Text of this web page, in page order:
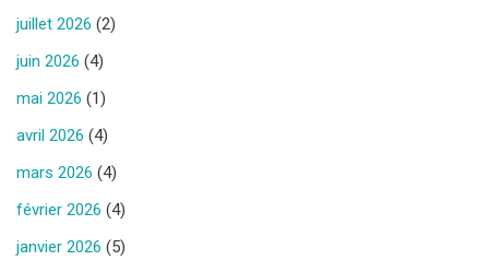
juillet 2026 (2)
juin 2026 (4)
mai 2026 (1)
avril 2026 (4)
mars 2026 (4)
février 2026 (4)
janvier 2026 (5)